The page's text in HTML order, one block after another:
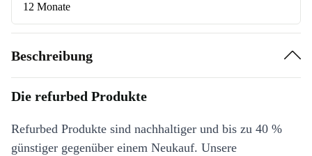
12 Monate
Beschreibung
Die refurbed Produkte
Refurbed Produkte sind nachhaltiger und bis zu 40 %
günstiger gegenüber einem Neukauf. Unsere